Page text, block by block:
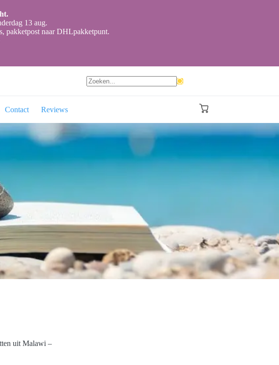
13 aug.
pakketpost naar DHLpakketpunt.
Contact Reviews Winkelwagen
uit Malawi –